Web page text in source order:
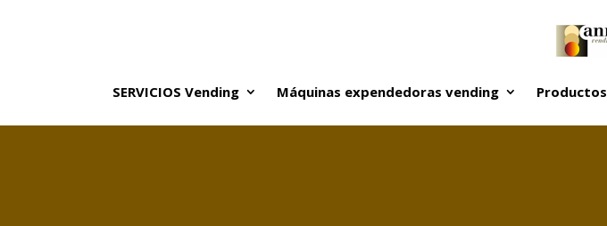
SERVICIOS Vending Máquinas expendedoras vending Productos